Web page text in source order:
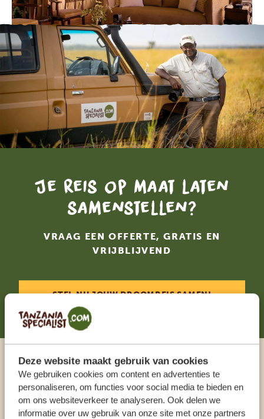
Deze website maakt gebruik van cookies
We gebruiken cookies om content en advertenties te
personaliseren, om functies voor social media te bieden en
om ons websiteverkeer te analyseren. Ook delen we
informatie over uw gebruik van onze site met onze partners
Je reis op maat laten
samenstellen?
VRAAG EEN OFFERTE, GRATIS EN
VRIJBLIJVEND
STEL NU JOUW DROOMREIS SAMEN!
Praat met een expert
ONZE SPECIALISTEN STAAN VOOR JE KLAAR